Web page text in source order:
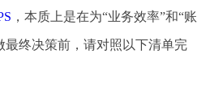
，本质上是在为“业务效率”和“账
最终决策前，请对照以下清单完